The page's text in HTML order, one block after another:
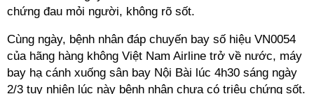
chứng đau mỏi người, không rõ sốt.
Cùng ngày, bệnh nhân đáp chuyến bay số hiệu VN0054
của hãng hàng không Việt Nam Airline trở về nước, máy
bay hạ cánh xuống sân bay Nội Bài lúc 4h30 sáng ngày
2/3 tuy nhiên lúc này bệnh nhân chưa có triệu chứng sốt.